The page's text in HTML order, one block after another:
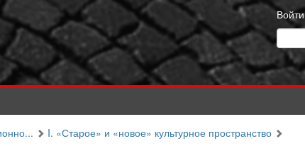
Войти
I. «Старое» и «новое» культурное пространство